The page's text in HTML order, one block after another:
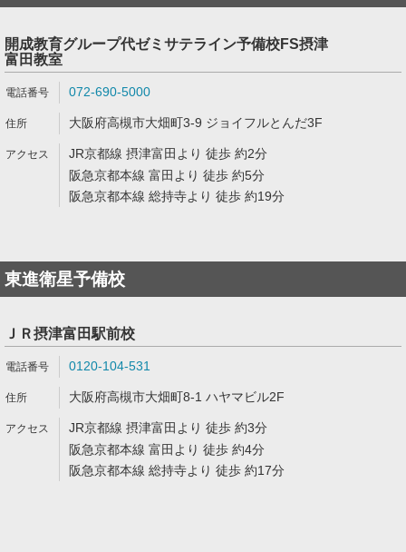
開成教育グループ代ゼミサテライン予備校FS摂津
富田教室
072-690-5000
大阪府高槻市大畑町3-9 ジョイフルとんだ3F
JR京都線 摂津富田より 徒歩 約2分
阪急京都本線 富田より 徒歩 約5分
阪急京都本線 総持寺より 徒歩 約19分
東進衛星予備校
ＪＲ摂津富田駅前校
0120-104-531
大阪府高槻市大畑町8-1 ハヤマビル2F
JR京都線 摂津富田より 徒歩 約3分
阪急京都本線 富田より 徒歩 約4分
阪急京都本線 総持寺より 徒歩 約17分